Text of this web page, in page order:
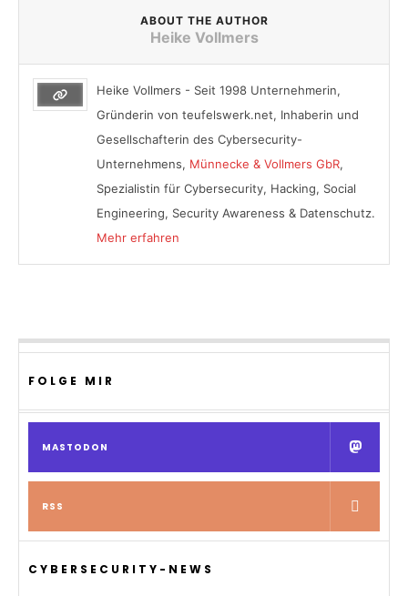
ABOUT THE AUTHOR
Heike Vollmers
Heike Vollmers - Seit 1998 Unternehmerin,
Gründerin von teufelswerk.net, Inhaberin und
Gesellschafterin des Cybersecurity-
Unternehmens, Münnecke & Vollmers GbR,
Spezialistin für Cybersecurity, Hacking, Social
Engineering, Security Awareness & Datenschutz.
Mehr erfahren
FOLGE MIR
MASTODON
RSS
CYBERSECURITY-NEWS